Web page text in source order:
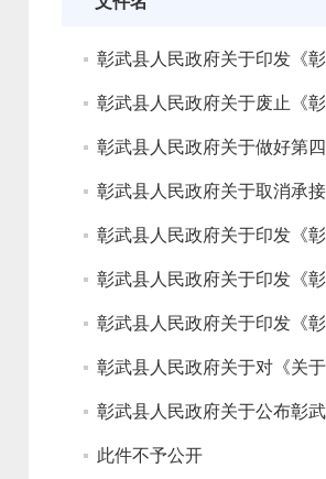
彰武县人民政府关于做好第
彰武县人民政府关于取消承
彰武县人民政府关于印发《
彰武县人民政府关于印发《
彰武县人民政府关于公布彰
此件不予公开